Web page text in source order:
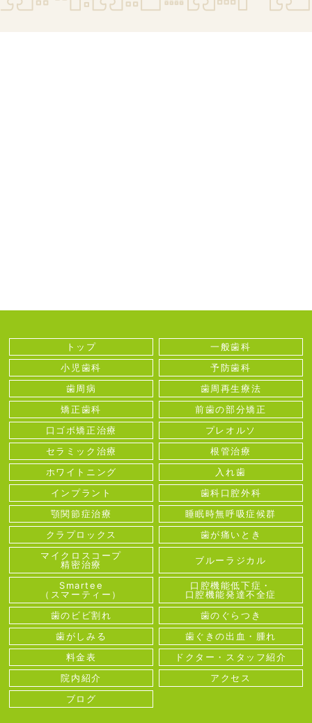
トップ
一般歯科
小児歯科
予防歯科
歯周病
歯周再生療法
矯正歯科
前歯の部分矯正
口ゴボ矯正治療
プレオルソ
セラミック治療
根管治療
ホワイトニング
入れ歯
インプラント
歯科口腔外科
顎関節症治療
睡眠時無呼吸症候群
クラプロックス
歯が痛いとき
マイクロスコープ
精密治療
ブルーラジカル
Smartee
（スマーティー）
口腔機能低下症・
口腔機能発達不全症
歯のビビ割れ
歯のぐらつき
歯がしみる
歯ぐきの出血・腫れ
料金表
ドクター・スタッフ紹介
院内紹介
アクセス
ブログ